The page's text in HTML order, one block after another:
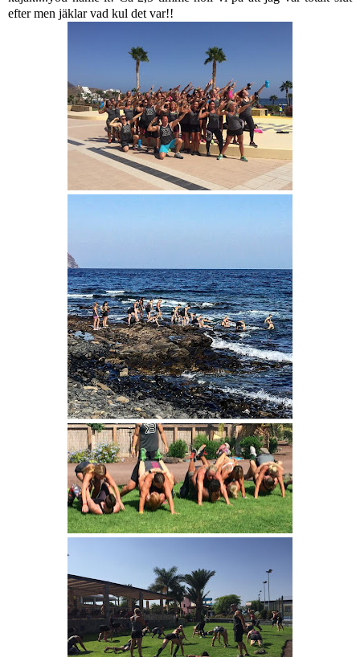
efter men jäklar vad kul det var!!